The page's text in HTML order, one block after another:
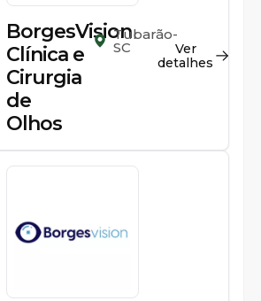
BorgesVision
Clínica e
Cirurgia
de
Olhos
Tubarão-
SC
Ver
detalhes